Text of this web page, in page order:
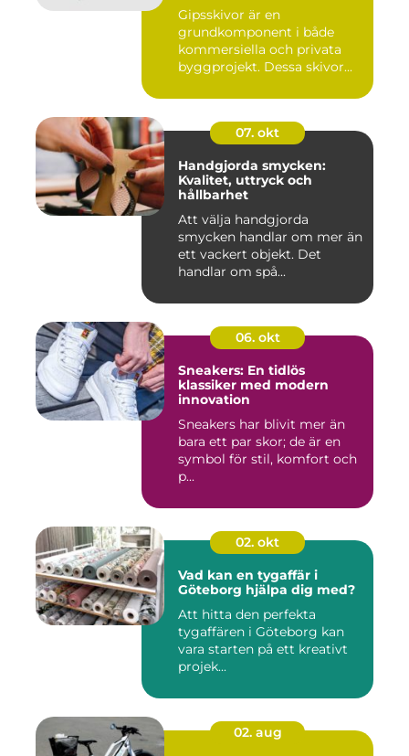
Gipsskivor är en
grundkomponent i både
kommersiella och privata
byggprojekt. Dessa skivor...
07. okt
Handgjorda smycken:
Kvalitet, uttryck och
hållbarhet
Att välja handgjorda
smycken handlar om mer än
ett vackert objekt. Det
handlar om spå...
06. okt
Sneakers: En tidlös
klassiker med modern
innovation
Sneakers har blivit mer än
bara ett par skor; de är en
symbol för stil, komfort och
p...
02. okt
Vad kan en tygaffär i
Göteborg hjälpa dig med?
Att hitta den perfekta
tygaffären i Göteborg kan
vara starten på ett kreativt
projek...
02. aug